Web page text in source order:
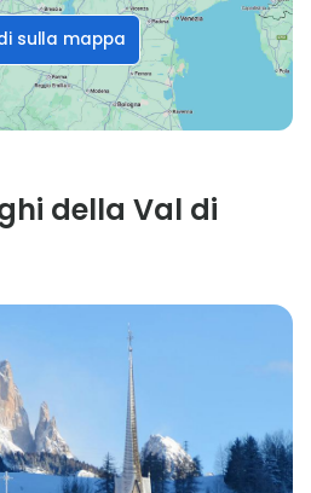
sulla mappa
della Val di